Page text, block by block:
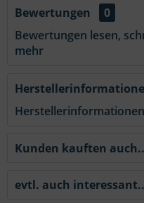
Bewertungen
0
Bewertungen lesen,
mehr
Kunden kauften auch..
evtl. auch interessant..